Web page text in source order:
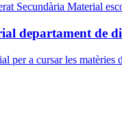
Secundària Material
departament de
per a cursar les matèries